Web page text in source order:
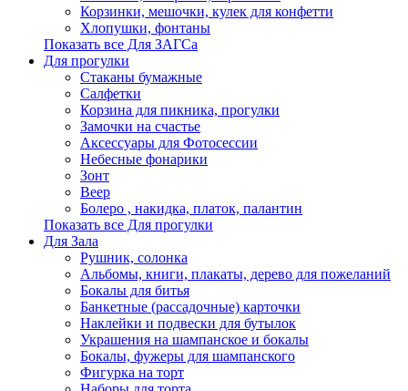
Корзинки, мешочки, кулек для конфетти
Хлопушки, фонтаны
Показать все Для ЗАГСа
Для прогулки
Стаканы бумажные
Салфетки
Корзина для пикника, прогулки
Замочки на счастье
Аксессуары для Фотосессии
Небесные фонарики
Зонт
Веер
Болеро , накидка, платок, палантин
Показать все Для прогулки
Для Зала
Рушник, солонка
Альбомы, книги, плакаты, дерево для пожеланий
Бокалы для битья
Банкетные (рассадочные) карточки
Наклейки и подвески для бутылок
Украшения на шампанское и бокалы
Бокалы, фужеры для шампанского
Фигурка на торт